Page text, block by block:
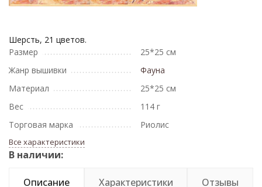
Шерсть, 21 цветов.
Размер
25*25 см
Жанр вышивки
Фауна
Материал
25*25 см
Вес
114 г
Торговая марка
Риолис
Все характеристики
В наличии:
Описание Характеристики Отзывы